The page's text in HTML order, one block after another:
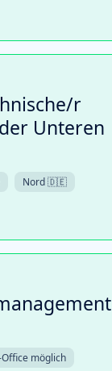
r
Unteren
Nord 🇩🇪
möglich